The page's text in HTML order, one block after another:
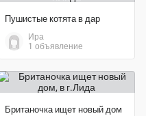
Пушистые котята в дар
Ира
1 объявление
Британочка ищет новый дом